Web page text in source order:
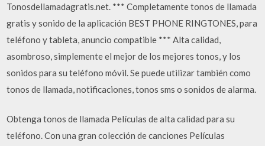
Tonosdellamadagratis.net. *** Completamente tonos de llamada
gratis y sonido de la aplicación BEST PHONE RINGTONES, para
teléfono y tableta, anuncio compatible *** Alta calidad,
asombroso, simplemente el mejor de los mejores tonos, y los
sonidos para su teléfono móvil. Se puede utilizar también como
tonos de llamada, notificaciones, tonos sms o sonidos de alarma.
Obtenga tonos de llamada Películas de alta calidad para su
teléfono. Con una gran colección de canciones Películas